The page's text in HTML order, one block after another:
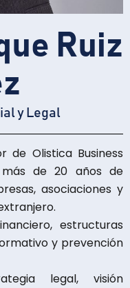
Ruiz
y Legal
de Olistica Business
de 20 años de
asociaciones y
estructuras
y prevención
legal, visión